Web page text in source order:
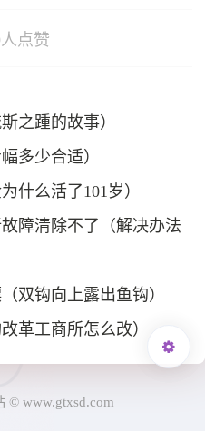
人点赞
之踵的故事）
多少合适）
什么活了101岁）
障清除不了（解决办法
双钩向上露出鱼钩）
革工商所怎么改）
© www.gtxsd.com